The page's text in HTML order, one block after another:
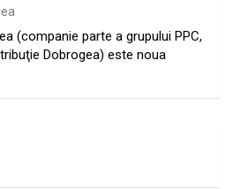
(companie parte a grupului PPC,
Dobrogea) este noua